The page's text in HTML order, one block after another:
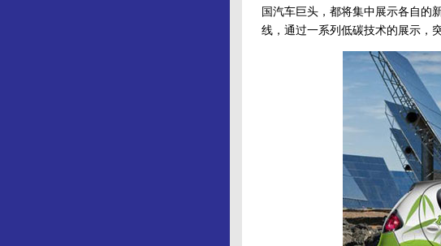
国汽车巨头，都将集中展示各自的
线，通过一系列低碳技术的展示，